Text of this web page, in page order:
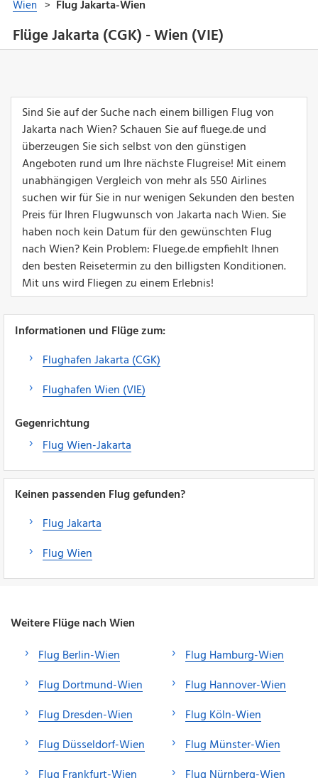
Flüge Jakarta (CGK) - Wien (VIE)
Sind Sie auf der Suche nach einem billigen Flug von
Jakarta nach Wien? Schauen Sie auf fluege.de und
überzeugen Sie sich selbst von den günstigen
Angeboten rund um Ihre nächste Flugreise! Mit einem
unabhängigen Vergleich von mehr als 550 Airlines
suchen wir für Sie in nur wenigen Sekunden den besten
Preis für Ihren Flugwunsch von Jakarta nach Wien. Sie
haben noch kein Datum für den gewünschten Flug
nach Wien? Kein Problem: Fluege.de empfiehlt Ihnen
den besten Reisetermin zu den billigsten Konditionen.
Mit uns wird Fliegen zu einem Erlebnis!
Informationen und Flüge zum:
Flughafen Jakarta (CGK)
Flughafen Wien (VIE)
Gegenrichtung
Flug Wien-Jakarta
Keinen passenden Flug gefunden?
Flug Jakarta
Flug Wien
Weitere Flüge nach Wien
Flug Berlin-Wien
Flug Dortmund-Wien
Flug Dresden-Wien
Flug Düsseldorf-Wien
Flug Hamburg-Wien
Flug Hannover-Wien
Flug Köln-Wien
Flug Münster-Wien